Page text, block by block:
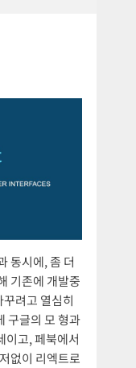
동시에, 좀 더
기존에 개발중
려고 열심히
구글의 모 형과
이고, 페북에서
없이 리엑트로